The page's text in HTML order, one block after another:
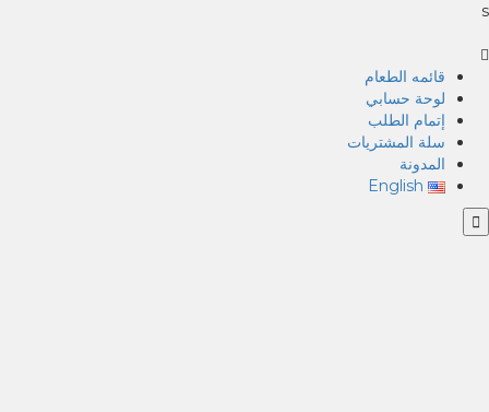
s
قائمه الطعام
لوحة حسابي
إتمام الطلب
سلة المشتريات
المدونة
English